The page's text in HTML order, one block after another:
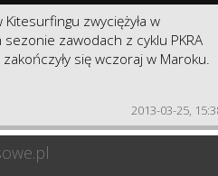
zwyciężyła w
zawodach z cyklu PKRA
się wczoraj w Maroku.
2013-03-25,